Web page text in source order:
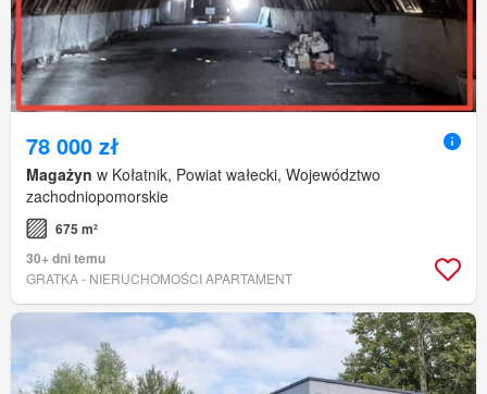
78 000 zł
Magażyn w Kołatnik, Powiat wałecki, Województwo
zachodniopomorskie
675 m²
30+ dni temu
GRATKA - NIERUCHOMOŚCI APARTAMENT